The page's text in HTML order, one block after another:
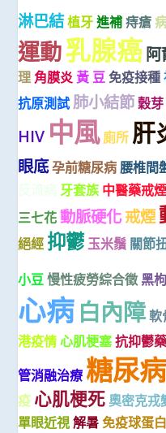
淋巴結植牙 進補 痔瘡
運動乳腺癌
理 角膜炎 黃 豆 免疫接種
抗原測試肺小結節穀芽
HIV 中風 廁所 肝
眼底孕前糖尿病 腰椎間
牙套族 中醫藥戒煙
三七花 動脈硬化戒煙
絕經 抑鬱 玉米鬚 關節
小豆 慢性疲勞綜合徵 黑
心病 白內障 軟
港疫情 心肌梗塞 抗抑鬱藥
管消融治療 糖尿病
疫 心肌梗死 奧密克戎
單眼近視 解暑 免疫球蛋白